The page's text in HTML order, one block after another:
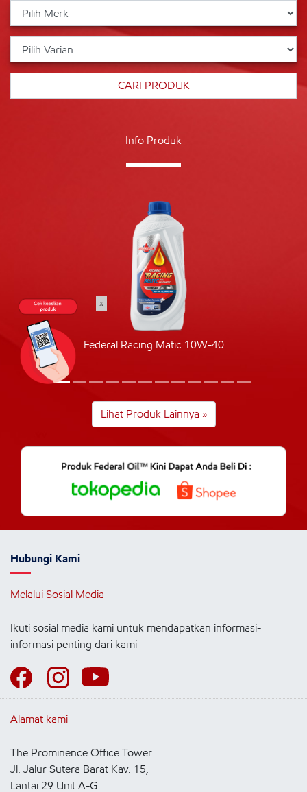
Info Produk
Federal Racing Matic 10W-40
Lihat Produk Lainnya »
Hubungi Kami
Melalui Sosial Media
Ikuti sosial media kami untuk mendapatkan informasi-
informasi penting dari kami
Alamat kami
The Prominence Office Tower
Jl. Jalur Sutera Barat Kav. 15,
Lantai 29 Unit A-G
x